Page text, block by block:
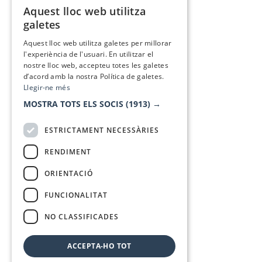
Aquest lloc web utilitza
galetes
Aquest lloc web utilitza galetes per millorar
l'experiència de l'usuari. En utilitzar el
nostre lloc web, accepteu totes les galetes
d’acord amb la nostra Política de galetes.
Llegir-ne més
MOSTRA TOTS ELS SOCIS (1913) →
ESTRICTAMENT NECESSÀRIES
RENDIMENT
ORIENTACIÓ
FUNCIONALITAT
NO CLASSIFICADES
ACCEPTA-HO TOT